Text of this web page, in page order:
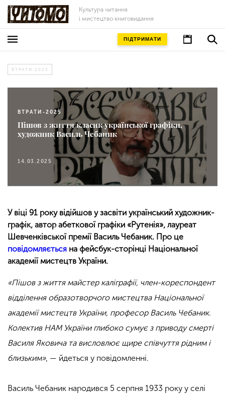
Культура читання
і мистецтво книговидання
ПІДТРИМАТИ
ВТРАТИ-2025
ВТРАТИ-2025
Пішов з життя класик української графіки,
художник Василь Чебаник
14.03.2025
У віці 91 року відійшов у засвіти український художник-
графік, автор абеткової графіки «Рутенія», лауреат
Шевченківської премії Василь Чебаник. Про це
повідомляється на фейсбук-сторінці Національної
академії мистецтв України.
«Пішов з життя майстер каліграфії, член-кореспондент
відділення образотворчого мистецтва Національної
академії мистецтв України, професор Василь Чебаник.
Колектив НАМ України глибоко сумує з приводу смерті
Василя Яковича та висловлює щире співчуття рідним і
близьким», — йдеться у повідомленні.
Василь Чебаник народився 5 серпня 1933 року у селі